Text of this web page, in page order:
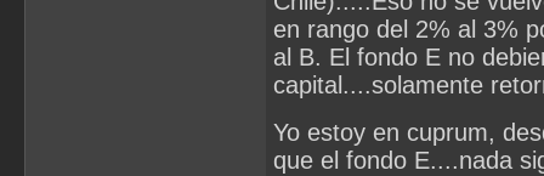
en rango del 2% al 3%
al B. El fondo E no
capital....solamente
Yo estoy en cuprum,
que el fondo E....nada